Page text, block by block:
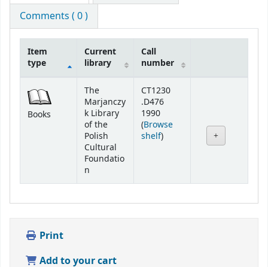
Comments ( 0 )
Item
type
Current
library
Call
number
Books
The
Marjanczy
k Library
of the
Polish
Cultural
Foundatio
n
CT1230
.D476
1990
(Browse
shelf(Opens below)
)
Print
Add to your cart